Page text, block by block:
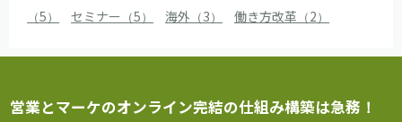
（5）
セミナー（5） 海外（3） 働き方改革（2）
営業とマーケのオンライン完結の仕組み構築は急務！